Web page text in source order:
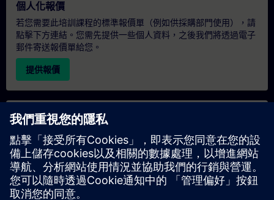
個人化報價
若您需要此培訓課程的標準報價單（例如供採購部門使用），請
點擊下方連結。您需先提供一些個人資料，之後我們將透過電子
郵件寄送報價單給您。
提供報價
專屬培訓諮詢
若您需要針對專屬培訓課程（無論是現場、線上或於我們的
SITRAIN 培訓中心舉辦）索取報價，請填寫下方的諮詢表單。此
類請求適合較大規模的團體（6 人以上）。提供您的聯絡資料及
培訓需求後，我們將向您發送報價單。
索取專屬報價